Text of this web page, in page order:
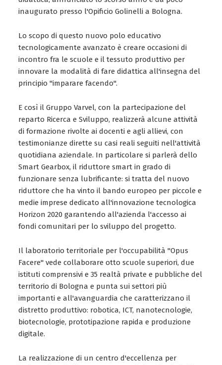
inaugurato presso l'Opificio Golinelli a Bologna.
Lo scopo di questo nuovo polo educativo
tecnologicamente avanzato è creare occasioni di
incontro fra le scuole e il tessuto produttivo per
innovare la modalità di fare didattica all'insegna del
principio "imparare facendo".
E così il Gruppo Varvel, con la partecipazione del
reparto Ricerca e Sviluppo, realizzerà alcune attività
di formazione rivolte ai docenti e agli allievi, con
testimonianze dirette su casi reali seguiti nell'attività
quotidiana aziendale. In particolare si parlerà dello
Smart Gearbox, il riduttore smart in grado di
funzionare senza lubrificante: si tratta del nuovo
riduttore che ha vinto il bando europeo per piccole e
medie imprese dedicato all'innovazione tecnologica
Horizon 2020 garantendo all'azienda l'accesso ai
fondi comunitari per lo sviluppo del progetto.
Il laboratorio territoriale per l'occupabilità "Opus
Facere" vede collaborare otto scuole superiori, due
istituti comprensivi e 35 realtà private e pubbliche del
territorio di Bologna e punta sui settori più
importanti e all'avanguardia che caratterizzano il
distretto produttivo: robotica, ICT, nanotecnologie,
biotecnologie, prototipazione rapida e produzione
digitale.
La realizzazione di un centro d'eccellenza per